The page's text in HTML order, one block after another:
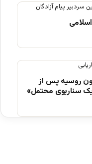
روسیه پس از
سناریوی محتمل»